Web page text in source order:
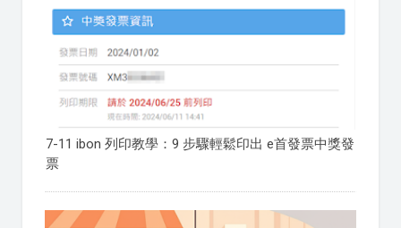
7-11 ibon 列印教學：9 步驟輕鬆印出 e首發票中獎發
票